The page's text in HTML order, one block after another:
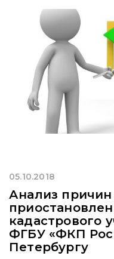
05.10.2018
Анализ
кадастрового
ФГБУ «ФКП
Петербургу